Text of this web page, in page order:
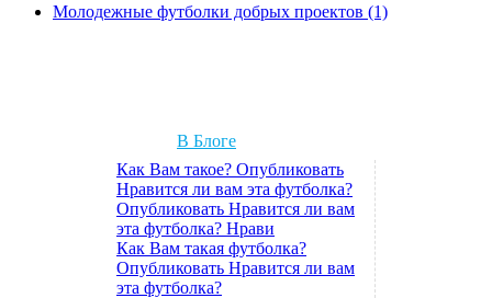
Молодежные футболки добрых проектов (1)
В Блоге
Как Вам такое? Опубликовать
Нравится ли вам эта футболка?
Опубликовать Нравится ли вам
эта футболка? Нрави
Как Вам такая футболка?
Опубликовать Нравится ли вам
эта футболка?